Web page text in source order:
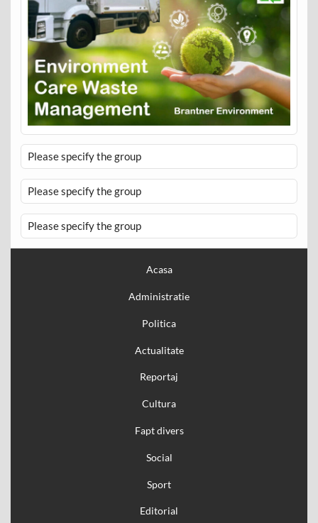
Please specify the group
Please specify the group
Please specify the group
Acasa
Administratie
Politica
Actualitate
Reportaj
Cultura
Fapt divers
Social
Sport
Editorial